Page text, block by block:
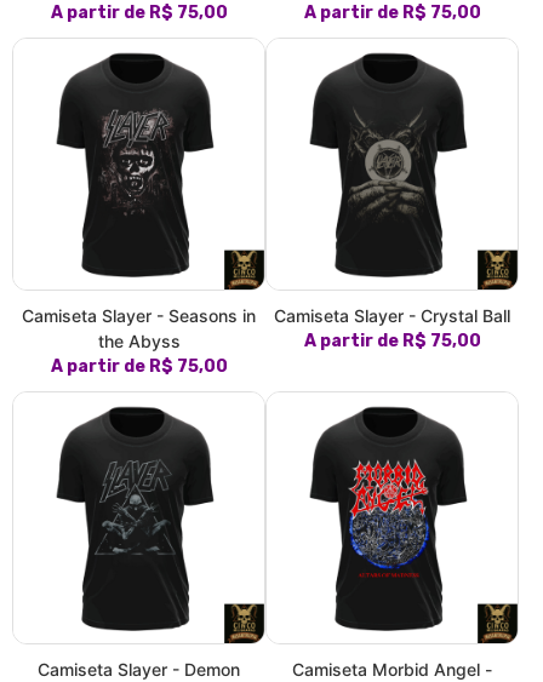
A partir de R$ 75,00
A partir de R$ 75,00
Camiseta Slayer - Seasons in
the Abyss
A partir de R$ 75,00
Camiseta Slayer - Crystal Ball
A partir de R$ 75,00
Camiseta Slayer - Demon
Camiseta Morbid Angel -